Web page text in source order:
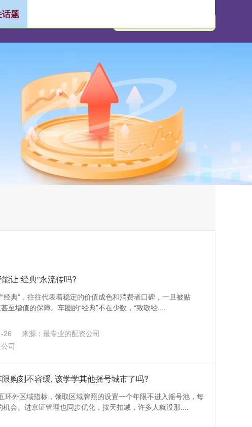
题
让“经典”永流传吗?
“经典”，往往代表着稳定的价值成色和消费者口碑，一旦被贴
至增值的保障。车圈的“经典”不在少数，“致敬经....
26
来源：最专业的配资公司
司
购刻不容缓, 该学学其他摇号城市了吗?
环外区域指标，领取区域牌照的设置一个年限不进入摇号池，每
会。进京证管理也同步优化，按天扣减，许多人就没那....